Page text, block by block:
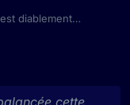
diablement
Ca a du être
mettre en place la
cette